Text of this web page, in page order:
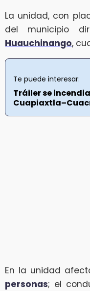
La unidad, con
del municipio
Huauchinango,
Te puede interesar:
Tráiler se
En la unidad
personas; el